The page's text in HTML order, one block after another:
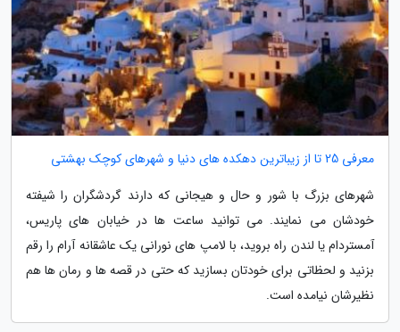
معرفی 25 تا از زیباترین دهکده های دنیا و شهرهای کوچک بهشتی
شهرهای بزرگ با شور و حال و هیجانی که دارند گردشگران را شیفته
خودشان می نمایند. می توانید ساعت ها در خیابان های پاریس،
آمستردام یا لندن راه بروید، با لامپ های نورانی یک عاشقانه آرام را رقم
بزنید و لحظاتی برای خودتان بسازید که حتی در قصه ها و رمان ها هم
نظیرشان نیامده است.